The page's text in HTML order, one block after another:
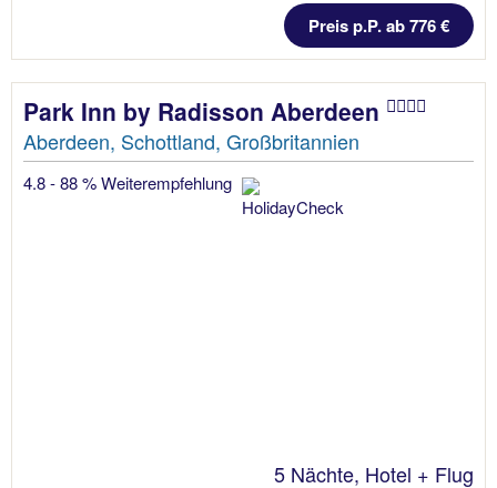
Preis p.P. ab 776 €
Park Inn by Radisson Aberdeen
Aberdeen, Schottland, Großbritannien
4.8 - 88 % Weiterempfehlung
5 Nächte, Hotel + Flug